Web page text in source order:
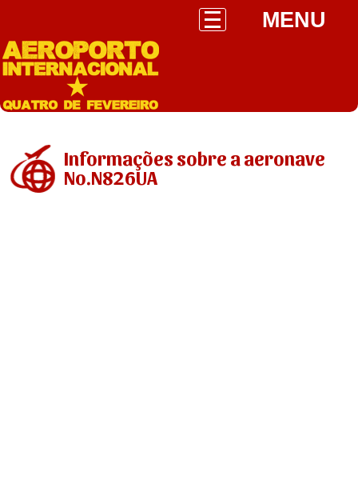
MENU
Informações sobre a aeronave
No.N826UA